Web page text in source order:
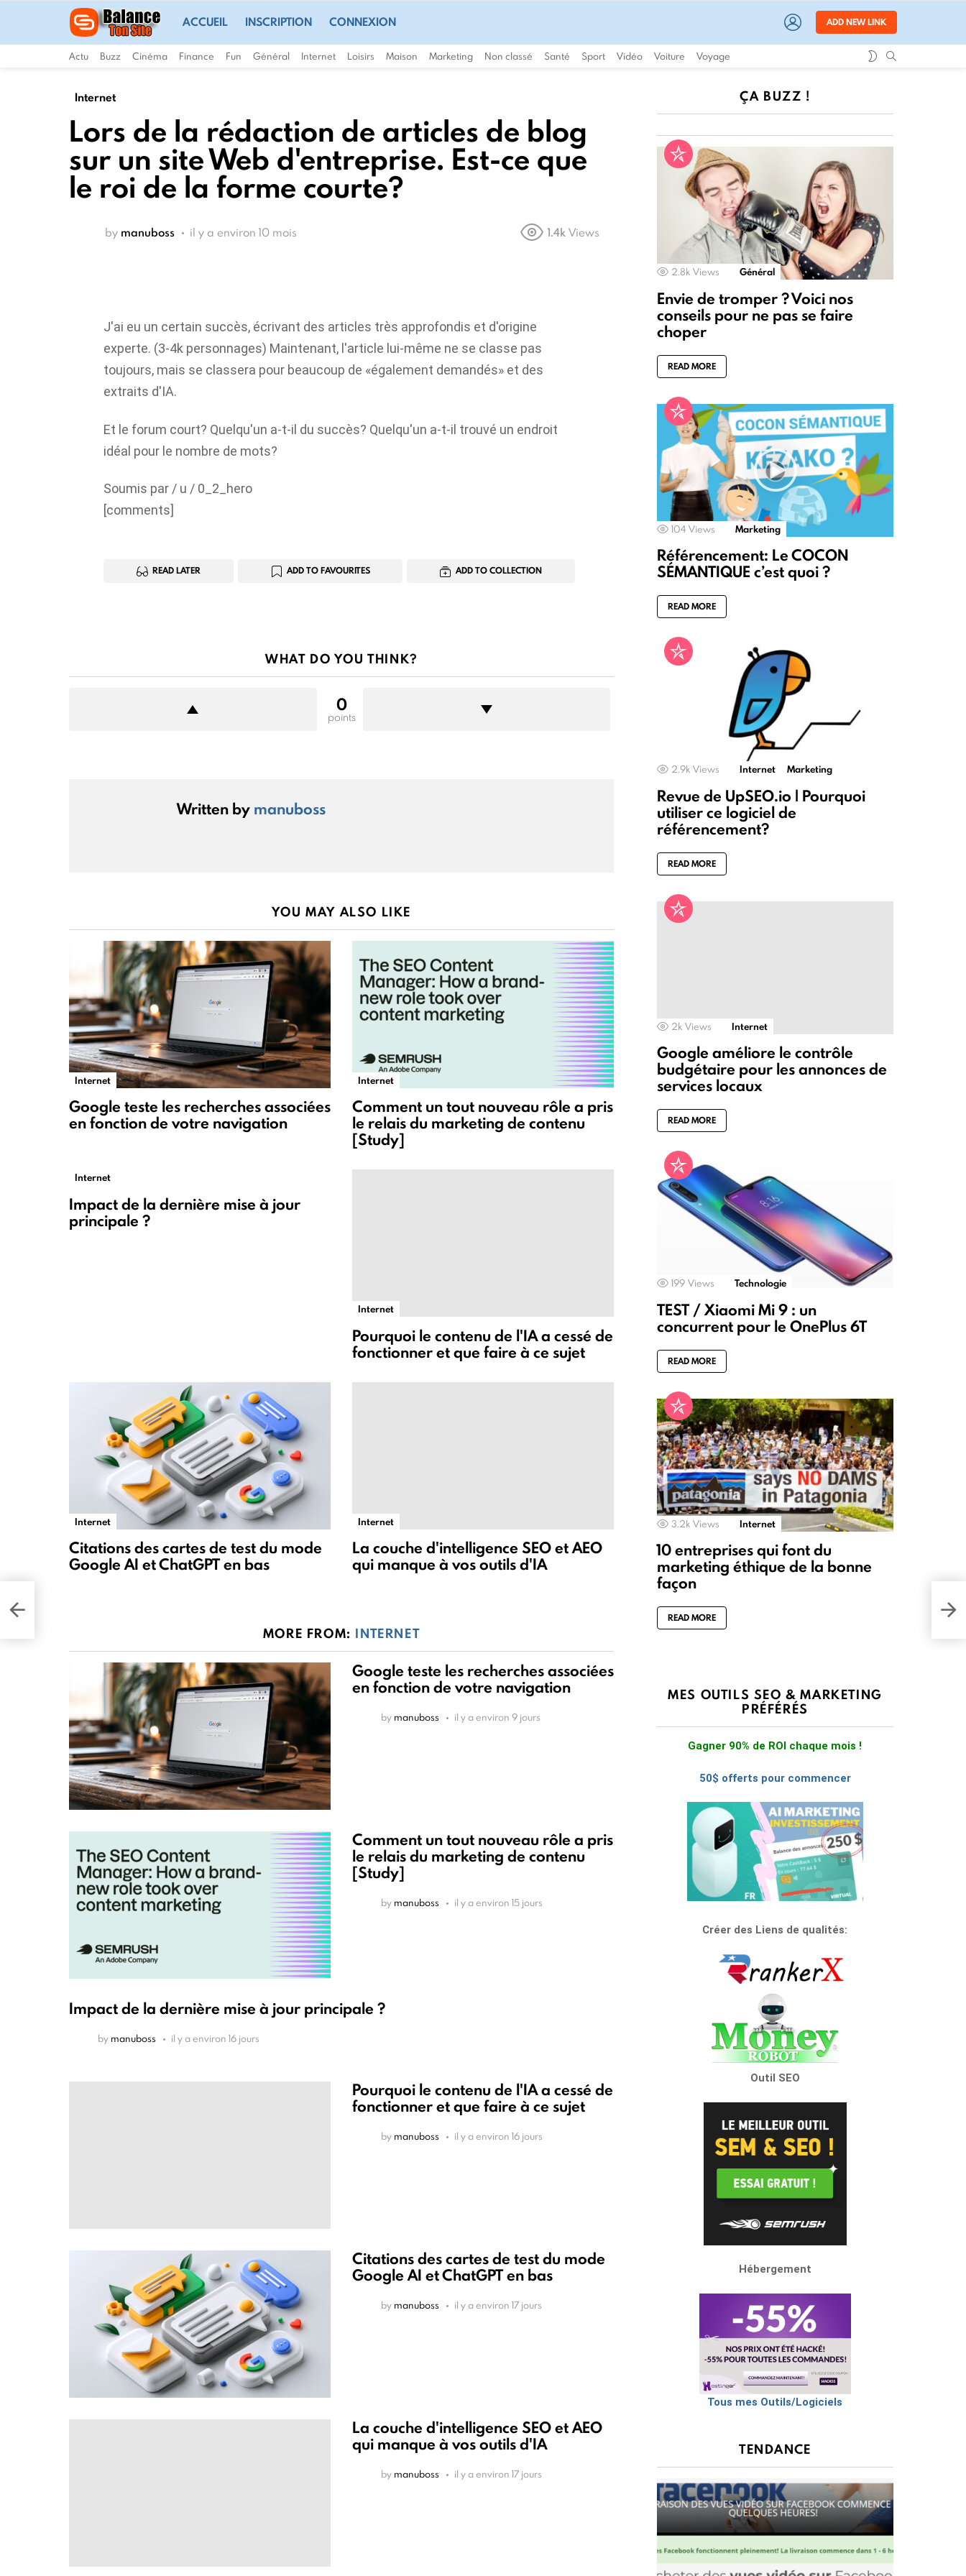
ACCUEIL INSCRIPTION CONNEXION LOGIN ADD NEW LINK
Actu Buzz Cinéma Finance Fun Général Internet Loisirs Maison Marketing Non classé Santé Sport Vidéo Voiture Voyage
SWITCH
Internet
Lors de la rédaction de articles de blog
sur un site Web d'entreprise. Est-ce que
le roi de la forme courte?
by manuboss il y a environ 10 mois 1.4k Views
J'ai eu un certain succès, écrivant des articles très approfondis et d'origine
experte. (3-4k personnages) Maintenant, l'article lui-même ne se classe pas
toujours, mais se classera pour beaucoup de «également demandés» et des
extraits d'IA.
Et le forum court? Quelqu'un a-t-il du succès? Quelqu'un a-t-il trouvé un endroit
idéal pour le nombre de mots?
Soumis par / u / 0_2_hero
[comments]
READ LATER ADD TO FAVOURITES ADD TO COLLECTION
WHAT DO YOU THINK?
0
points
Written by manuboss
YOU MAY ALSO LIKE
Internet
Google teste les recherches associées
en fonction de votre navigation
Internet
Comment un tout nouveau rôle a pris
le relais du marketing de contenu
[Study]
Internet
Impact de la dernière mise à jour
principale ?
Internet
Pourquoi le contenu de l'IA a cessé de
fonctionner et que faire à ce sujet
Internet
Citations des cartes de test du mode
Google AI et ChatGPT en bas
Internet
La couche d'intelligence SEO et AEO
qui manque à vos outils d'IA
MORE FROM: INTERNET
Google teste les recherches associées
en fonction de votre navigation
by manuboss il y a environ 9 jours
Comment un tout nouveau rôle a pris
le relais du marketing de contenu
[Study]
by manuboss il y a environ 15 jours
Impact de la dernière mise à jour principale ?
by manuboss il y a environ 16 jours
Pourquoi le contenu de l'IA a cessé de
fonctionner et que faire à ce sujet
by manuboss il y a environ 16 jours
Citations des cartes de test du mode
Google AI et ChatGPT en bas
by manuboss il y a environ 17 jours
La couche d'intelligence SEO et AEO
qui manque à vos outils d'IA
by manuboss il y a environ 17 jours
ÇA BUZZ !
2.8k Views Général
Envie de tromper ? Voici nos
conseils pour ne pas se faire
choper
READ MORE
104 Views Marketing
Référencement: Le COCON
SÉMANTIQUE c’est quoi ?
READ MORE
2.9k Views Internet Marketing
Revue de UpSEO.io | Pourquoi
utiliser ce logiciel de
référencement?
READ MORE
2k Views Internet
Google améliore le contrôle
budgétaire pour les annonces de
services locaux
READ MORE
199 Views Technologie
TEST / Xiaomi Mi 9 : un
concurrent pour le OnePlus 6T
READ MORE
3.2k Views Internet
10 entreprises qui font du
marketing éthique de la bonne
façon
READ MORE
MES OUTILS SEO & MARKETING
PRÉFÉRÉS
Gagner 90% de ROI chaque mois !
50$ offerts pour commencer
Créer des Liens de qualités:
Outil SEO
Hébergement
Tous mes Outils/Logiciels
TENDANCE